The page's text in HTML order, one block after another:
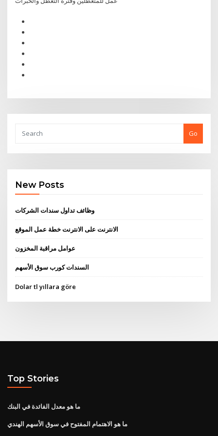
Go
New Posts
وظائف تداول سندات الشركات
الانترنت على الانترنت خطة عمل الموقع
عوامل مراقبة المخزون
السندات كورب سوق الأسهم
Dolar tl yıllara göre
Top Stories
ما هو معدل الفائدة في البنك
ما هو الاهتمام المفتوح في سوق الأسهم الهندي